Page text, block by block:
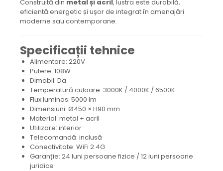
Construită din metal și acril, lustra este durabilă,
eficientă energetic și ușor de integrat în amenajări
moderne sau contemporane.
Specificații tehnice
Alimentare: 220V
Putere: 108W
Dimabil: Da
Temperatură culoare: 3000K / 4000K / 6500K
Flux luminos: 5000 lm
Dimensiuni: Ø450 × H90 mm
Material: metal + acril
Utilizare: interior
Telecomandă: inclusă
Conectivitate: WiFi 2.4G
Garanție: 24 luni persoane fizice / 12 luni persoane
juridice